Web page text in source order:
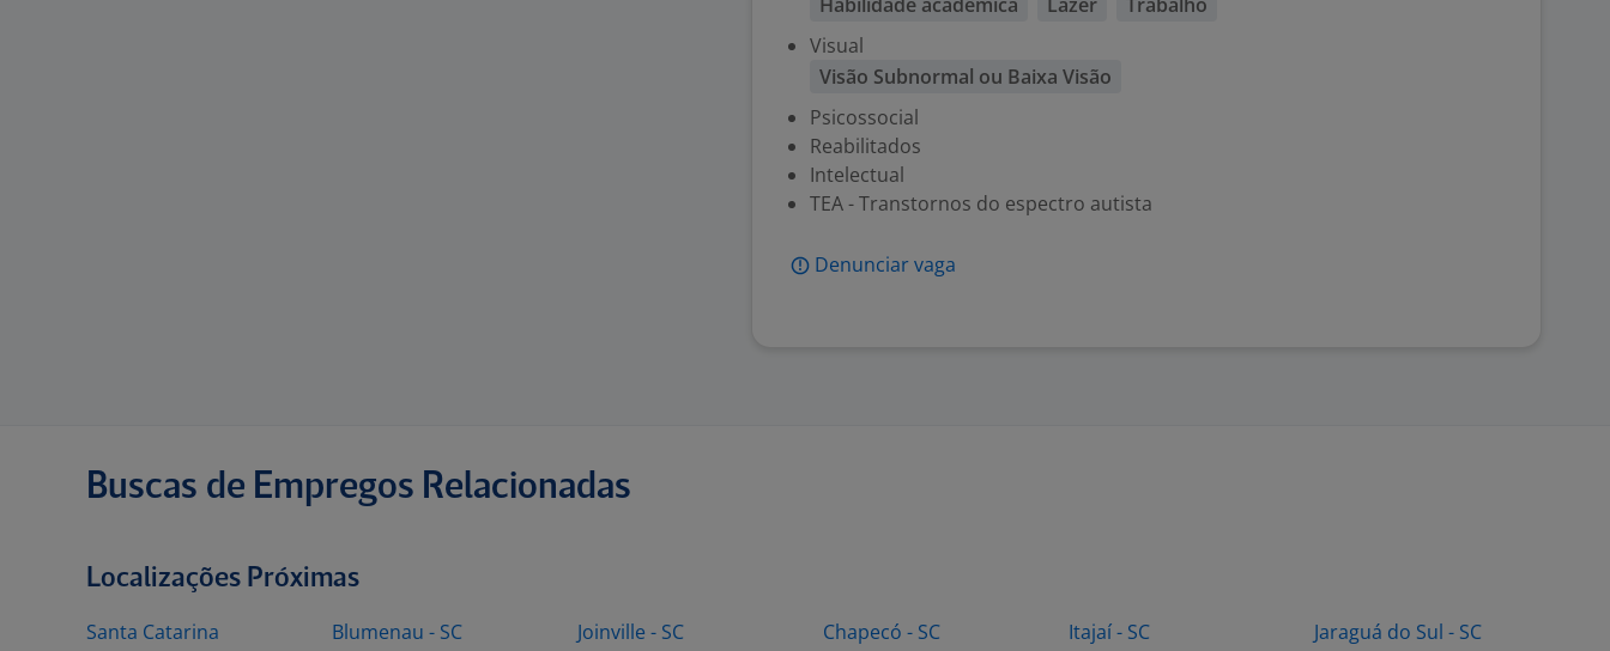
Visual
Visão Subnormal ou Baixa Visão
Psicossocial
Reabilitados
Intelectual
TEA - Transtornos do espectro autista
Denunciar vaga
Buscas de Empregos Relacionadas
Localizações Próximas
Santa Catarina
Blumenau - SC
Joinville - SC
Chapecó - SC Itajaí - SC Jaraguá do Sul - SC